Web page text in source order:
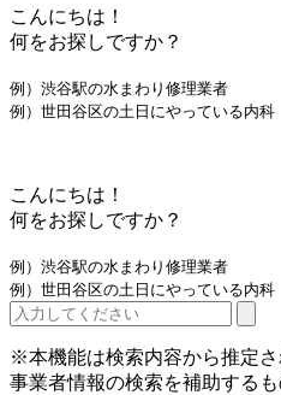
こんにちは！
何をお探しですか？
例）渋谷駅の水まわり修理業者
例）世田谷区の土日にやっている内科
こんにちは！
何をお探しですか？
例）渋谷駅の水まわり修理業者
例）世田谷区の土日にやっている内科
※本機能は検索内容から推定さ
事業者情報の検索を補助するも